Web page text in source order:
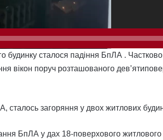
будинку сталося падіння БпЛА .
вікон поруч розташованого
сталось загоряння у двох житлових
БпЛА у дах 18-поверхового